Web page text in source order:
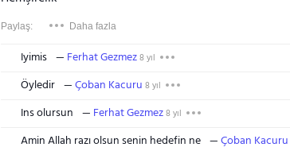
Paylaş: Daha fazla
Iyimis Ferhat Gezmez8 yıl
Öyledir Çoban Kacuru 8 yıl
Ins olursun Ferhat Gezmez8 yıl
Amin Allah razı olsun senin hedefin ne Çoban Kacuru